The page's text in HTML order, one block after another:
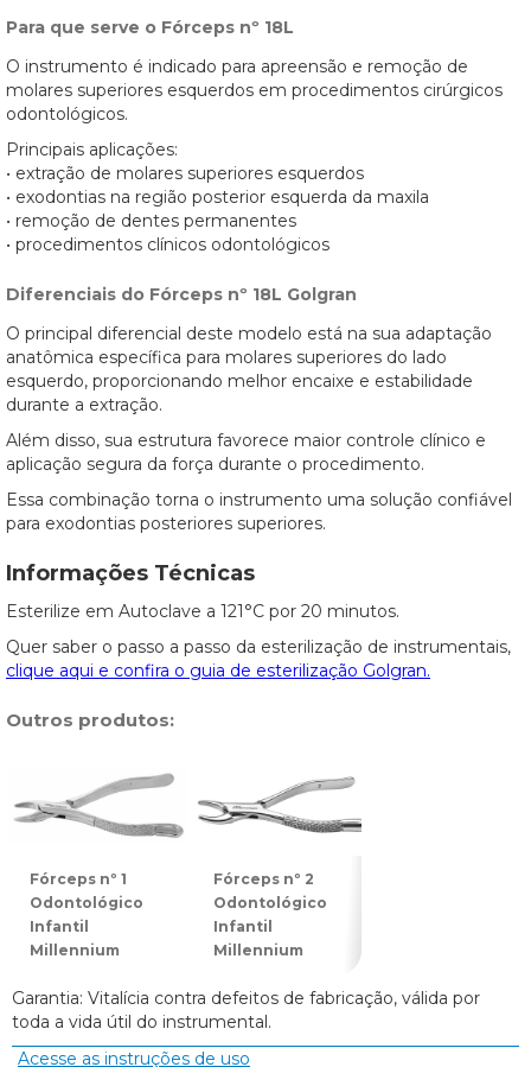
Para que serve o Fórceps nº 18L
O instrumento é indicado para apreensão e remoção de
molares superiores esquerdos em procedimentos cirúrgicos
odontológicos.
Principais aplicações:
• extração de molares superiores esquerdos
• exodontias na região posterior esquerda da maxila
• remoção de dentes permanentes
• procedimentos clínicos odontológicos
Diferenciais do Fórceps nº 18L Golgran
O principal diferencial deste modelo está na sua adaptação
anatômica específica para molares superiores do lado
esquerdo, proporcionando melhor encaixe e estabilidade
durante a extração.
Além disso, sua estrutura favorece maior controle clínico e
aplicação segura da força durante o procedimento.
Essa combinação torna o instrumento uma solução confiável
para exodontias posteriores superiores.
Informações Técnicas
Esterilize em Autoclave a 121°C por 20 minutos.
Quer saber o passo a passo da esterilização de instrumentais,
clique aqui e confira o guia de esterilização Golgran.
Outros produtos:
Fórceps nº 1
Odontológico
Infantil
Millennium
Fórceps nº 2
Odontológico
Infantil
Millennium
Garantia: Vitalícia contra defeitos de fabricação, válida por
toda a vida útil do instrumental.
Acesse as instruções de uso